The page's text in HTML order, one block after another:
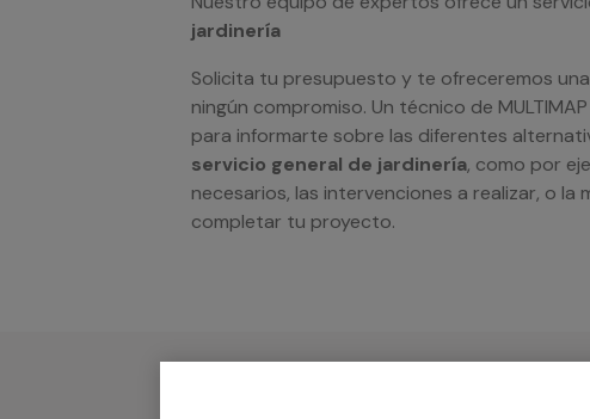
jardinería
Solicita tu presupuesto y te ofreceremos
ningún compromiso. Un técnico de
para informarte sobre las diferentes
servicio general de jardinería, como por
necesarios, las intervenciones a realizar, o
completar tu proyecto.